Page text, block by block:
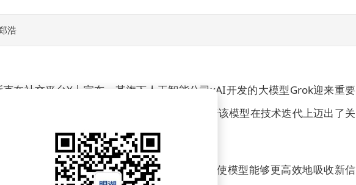
浩
在社交平台X上宣布，其旗下人工智能公司xAI开发的大模型Grok迎来重要
试版）已正式向用户开放。这一消息标志着该模型在技术迭代上迈出了关
AI能力的机会。
心突破在于引入了快速学习能力。这一特性使模型能够更高效地吸收新信